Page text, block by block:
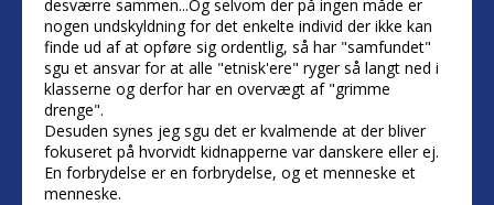
desværre sammen...Og selvom der på ingen måde er
nogen undskyldning for det enkelte individ der ikke kan
finde ud af at opføre sig ordentlig, så har "samfundet"
sgu et ansvar for at alle "etnisk'ere" ryger så langt ned i
klasserne og derfor har en overvægt af "grimme
drenge".
Desuden synes jeg sgu det er kvalmende at der bliver
fokuseret på hvorvidt kidnapperne var danskere eller ej.
En forbrydelse er en forbrydelse, og et menneske et
menneske.